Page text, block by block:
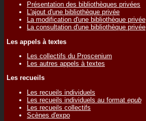
Présentation des bibliothèques privées
L'ajout d'une bibliothèque privée
La modification d'une bibliothèque privée
La consultation d'une bibliothèque privée
Les appels à textes
Les collectifs du Proscenium
Les autres appels à textes
Les recueils
Les recueils individuels
Les recueils individuels au format epub
Les recueils collectifs
Scènes d'expo